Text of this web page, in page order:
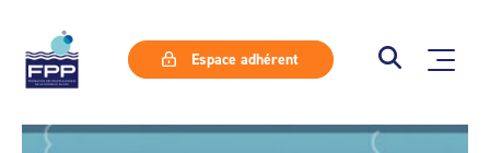
Espace adhérent